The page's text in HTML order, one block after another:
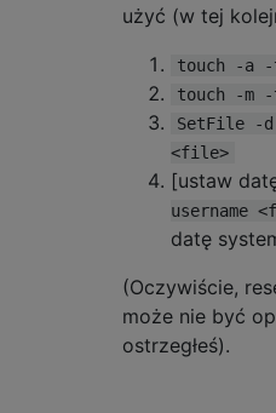
użyć (w tej
touch -a -
touch -m -
SetFile -d
<file>
[ustaw
username
datę
(Oczywiście,
może nie być
ostrzegłeś).